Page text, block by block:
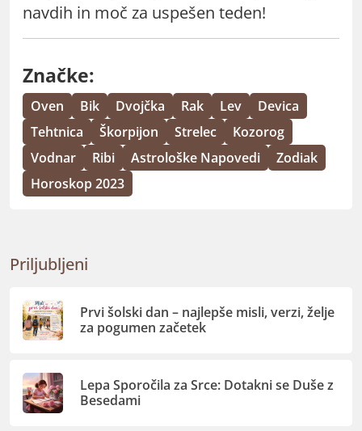
navdih in moč za uspešen teden!
Značke:
Oven Bik Dvojčka Rak Lev
Devica
Tehtnica
Škorpijon Strelec
Kozorog
Vodnar
Ribi Astrološke Napovedi
Zodiak
Horoskop 2023
Priljubljeni
Prvi šolski dan – najlepše misli, verzi, želje
za pogumen začetek
Lepa Sporočila za Srce: Dotakni se Duše z
Besedami